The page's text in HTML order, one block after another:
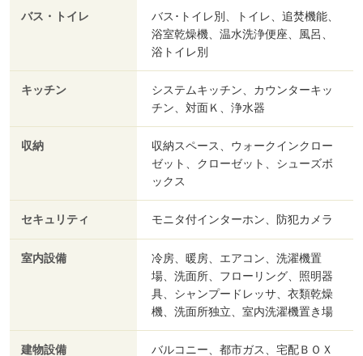
バス・トイレ
バス･トイレ別、トイレ、追焚機能、
浴室乾燥機、温水洗浄便座、風呂、
浴トイレ別
キッチン
システムキッチン、カウンターキッ
チン、対面Ｋ、浄水器
収納
収納スペース、ウォークインクロー
ゼット、クローゼット、シューズボ
ックス
セキュリティ モニタ付インターホン、防犯カメラ
室内設備
冷房、暖房、エアコン、洗濯機置
場、洗面所、フローリング、照明器
具、シャンプードレッサ、衣類乾燥
機、洗面所独立、室内洗濯機置き場
建物設備 バルコニー、都市ガス、宅配ＢＯＸ